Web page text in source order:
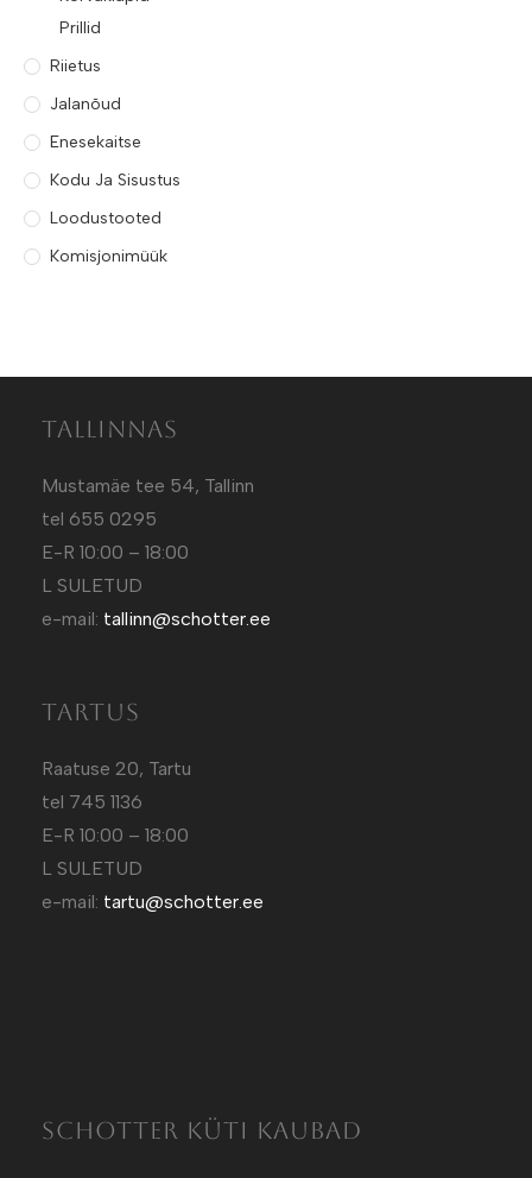
Prillid
Riietus
Jalanõud
Enesekaitse
Kodu Ja Sisustus
Loodustooted
Komisjonimüük
Tallinnas
Mustamäe tee 54, Tallinn
tel 655 0295
E-R 10:00 – 18:00
L SULETUD
e-mail: tallinn@schotter.ee
Tartus
Raatuse 20, Tartu
tel 745 1136
E-R 10:00 – 18:00
L SULETUD
e-mail: tartu@schotter.ee
SCHOTTER KÜTI KAUBAD